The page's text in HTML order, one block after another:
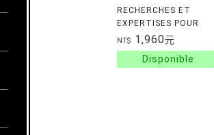
RECHERCHES ET
EXPERTISES POUR
L'ENSEIGNEMENT
SCIENTIFIQUE
TECHNOLOGIE -
NT$ 1,960元